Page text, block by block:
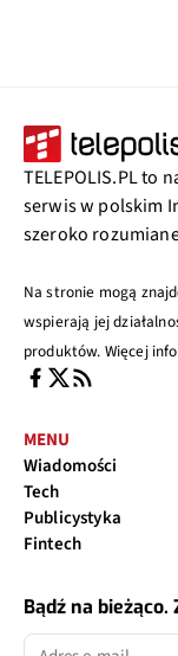
TELEPOLIS.PL to
serwis w polskim
szeroko
Na stronie mogą
wspierają jej
produktów. Więcej
MENU
Wiadomości
Tech
Publicystyka
Fintech
Bądź na